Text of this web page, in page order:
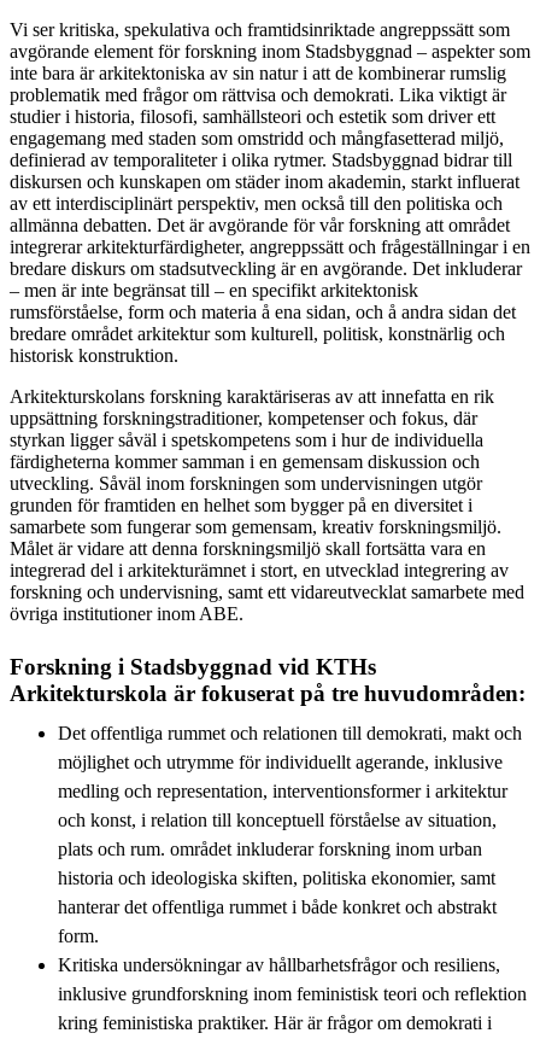
Vi ser kritiska, spekulativa och framtidsinriktade angreppssätt som
avgörande element för forskning inom Stadsbyggnad – aspekter som
inte bara är arkitektoniska av sin natur i att de kombinerar rumslig
problematik med frågor om rättvisa och demokrati. Lika viktigt är
studier i historia, filosofi, samhällsteori och estetik som driver ett
engagemang med staden som omstridd och mångfasetterad miljö,
definierad av temporaliteter i olika rytmer. Stadsbyggnad bidrar till
diskursen och kunskapen om städer inom akademin, starkt influerat
av ett interdisciplinärt perspektiv, men också till den politiska och
allmänna debatten. Det är avgörande för vår forskning att området
integrerar arkitekturfärdigheter, angreppssätt och frågeställningar i en
bredare diskurs om stadsutveckling är en avgörande. Det inkluderar
– men är inte begränsat till – en specifikt arkitektonisk
rumsförståelse, form och materia å ena sidan, och å andra sidan det
bredare området arkitektur som kulturell, politisk, konstnärlig och
historisk konstruktion.
Arkitekturskolans forskning karaktäriseras av att innefatta en rik
uppsättning forskningstraditioner, kompetenser och fokus, där
styrkan ligger såväl i spetskompetens som i hur de individuella
färdigheterna kommer samman i en gemensam diskussion och
utveckling. Såväl inom forskningen som undervisningen utgör
grunden för framtiden en helhet som bygger på en diversitet i
samarbete som fungerar som gemensam, kreativ forskningsmiljö.
Målet är vidare att denna forskningsmiljö skall fortsätta vara en
integrerad del i arkitekturämnet i stort, en utvecklad integrering av
forskning och undervisning, samt ett vidareutvecklat samarbete med
övriga institutioner inom ABE.
Forskning i Stadsbyggnad vid KTHs
Arkitekturskola är fokuserat på tre huvudområden:
Det offentliga rummet och relationen till demokrati, makt och
möjlighet och utrymme för individuellt agerande, inklusive
medling och representation, interventionsformer i arkitektur
och konst, i relation till konceptuell förståelse av situation,
plats och rum. området inkluderar forskning inom urban
historia och ideologiska skiften, politiska ekonomier, samt
hanterar det offentliga rummet i både konkret och abstrakt
form.
Kritiska undersökningar av hållbarhetsfrågor och resiliens,
inklusive grundforskning inom feministisk teori och reflektion
kring feministiska praktiker. Här är frågor om demokrati i